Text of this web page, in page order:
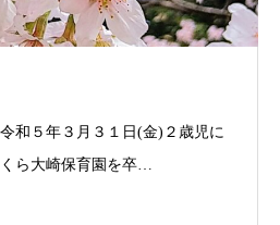
和５年３月３１日(金)２歳児に
ら大崎保育園を卒…